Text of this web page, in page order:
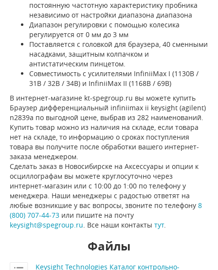
постоянную частотную характеристику пробника
независимо от настройки диапазона диапазона
Диапазон регулировки с помощью колесика
регулируется от 0 мм до 3 мм
Поставляется с головкой для браузера, 40 сменными
насадками, защитным колпачком и
антистатическим пинцетом.
Совместимость с усилителями InfiniiMax I (1130B /
31B / 32B / 34B) и InfiniiMax II (1168B / 69B)
В интернет-магазине kt-spegroup.ru вы можете купить
Браузер дифференциальный infiniimax ii keysight (agilent)
n2839a по выгодной цене, выбрав из 282 наименований.
Купить товар можно из наличия на складе, если товара
нет на складе, то информацию о сроках поступления
товара вы получите после обработки вашего интернет-
заказа менеджером.
Сделать заказ в Новосибирске на Аксессуары и опции к
осциллографам вы можете круглосуточно через
интернет-магазин или с 10:00 до 1:00 по телефону у
менеджера. Наши менеджеры с радостью ответят на
любые возникшие у вас вопросы, звоните по телефону 8
(800) 707-44-73 или пишите на почту
keysight@spegroup.ru. Все наши контакты тут.
Файлы
Keysight Technologies Каталог контрольно-